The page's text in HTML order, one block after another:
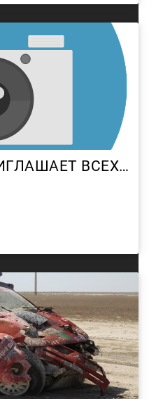
МОТОКЛУБ RRG ПРИГЛАШАЕТ ВСЕХ ЖЕЛАЮЩИХ ПРИНЯТЬ УЧАСТИЕ В БАХЕ «ЮЖА» 25–26 СЕНТЯБРЯ.